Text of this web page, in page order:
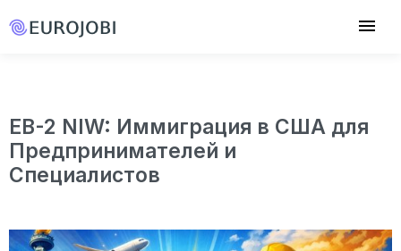
EB-2 NIW: Иммиграция в США для
Предпринимателей и
Специалистов